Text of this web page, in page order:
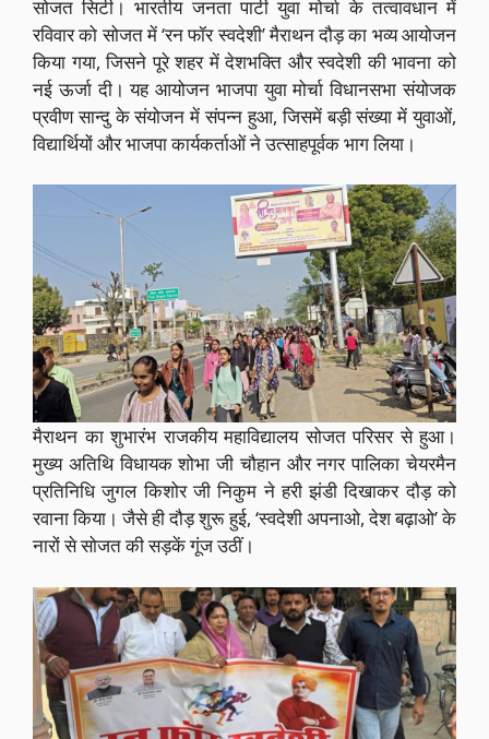
सोजत सिटी। भारतीय जनता पार्टी युवा मोर्चा के तत्वावधान में
रविवार को सोजत में ‘रन फॉर स्वदेशी’ मैराथन दौड़ का भव्य आयोजन
किया गया, जिसने पूरे शहर में देशभक्ति और स्वदेशी की भावना को
नई ऊर्जा दी। यह आयोजन भाजपा युवा मोर्चा विधानसभा संयोजक
प्रवीण सान्दु के संयोजन में संपन्न हुआ, जिसमें बड़ी संख्या में युवाओं,
विद्यार्थियों और भाजपा कार्यकर्ताओं ने उत्साहपूर्वक भाग लिया।
मैराथन का शुभारंभ राजकीय महाविद्यालय सोजत परिसर से हुआ।
मुख्य अतिथि विधायक शोभा जी चौहान और नगर पालिका चेयरमैन
प्रतिनिधि जुगल किशोर जी निकुम ने हरी झंडी दिखाकर दौड़ को
रवाना किया। जैसे ही दौड़ शुरू हुई, ‘स्वदेशी अपनाओ, देश बढ़ाओ’ के
नारों से सोजत की सड़कें गूंज उठीं।